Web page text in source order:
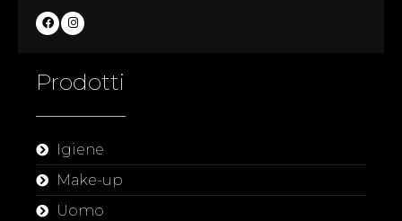
Prodotti
Igiene
Make-up
Uomo